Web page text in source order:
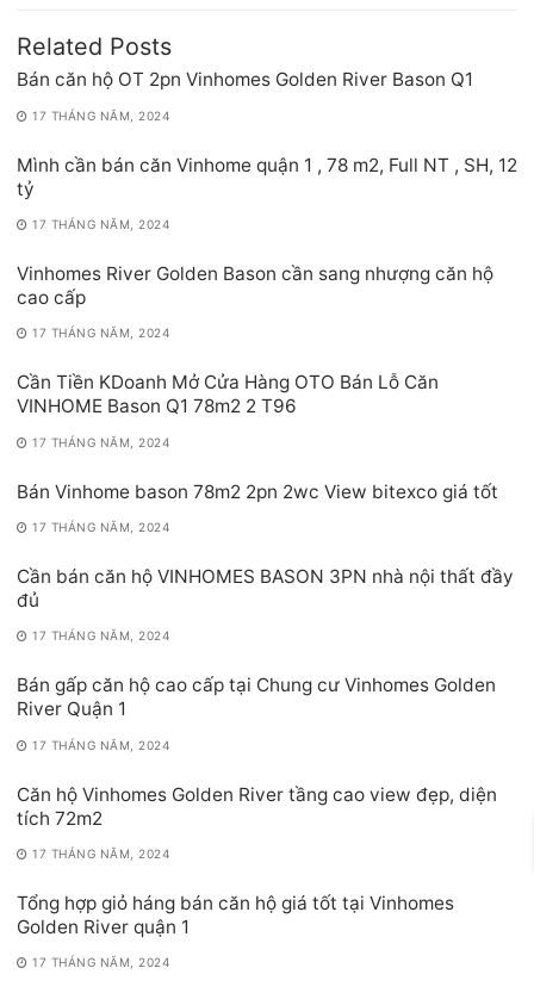
Related Posts
Bán căn hộ OT 2pn Vinhomes Golden River Bason Q1
17 THÁNG NĂM, 2024
Mình cần bán căn Vinhome quận 1 , 78 m2, Full NT , SH, 12
tỷ
17 THÁNG NĂM, 2024
Vinhomes River Golden Bason cần sang nhượng căn hộ
cao cấp
17 THÁNG NĂM, 2024
Cần Tiền KDoanh Mở Cửa Hàng OTO Bán Lỗ Căn
VINHOME Bason Q1 78m2 2 T96
17 THÁNG NĂM, 2024
Bán Vinhome bason 78m2 2pn 2wc View bitexco giá tốt
17 THÁNG NĂM, 2024
Cần bán căn hộ VINHOMES BASON 3PN nhà nội thất đầy
đủ
17 THÁNG NĂM, 2024
Bán gấp căn hộ cao cấp tại Chung cư Vinhomes Golden
River Quận 1
17 THÁNG NĂM, 2024
Căn hộ Vinhomes Golden River tầng cao view đẹp, diện
tích 72m2
17 THÁNG NĂM, 2024
Tổng hợp giỏ háng bán căn hộ giá tốt tại Vinhomes
Golden River quận 1
17 THÁNG NĂM, 2024